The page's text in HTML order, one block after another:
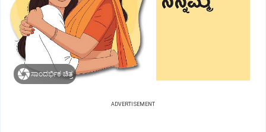
ಸಾಂದರ್ಭಿಕ ಚಿತ್ರ
ADVERTISEMENT